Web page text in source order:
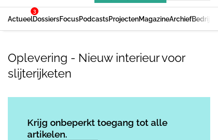
Actueel
3
DossiersFocusPodcastsProjectenMagazineArchief
Oplevering - Nieuw interieur voor
slijterijketen
Krijg onbeperkt toegang tot alle
artikelen.